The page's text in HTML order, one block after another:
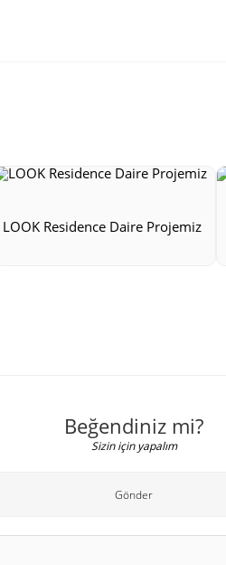
LOOK Residence Daire Projemiz
Beğendiniz mi?
Sizin için yapalım
Gönder